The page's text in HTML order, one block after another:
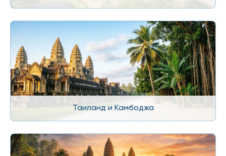
Таиланд и Камбоджа